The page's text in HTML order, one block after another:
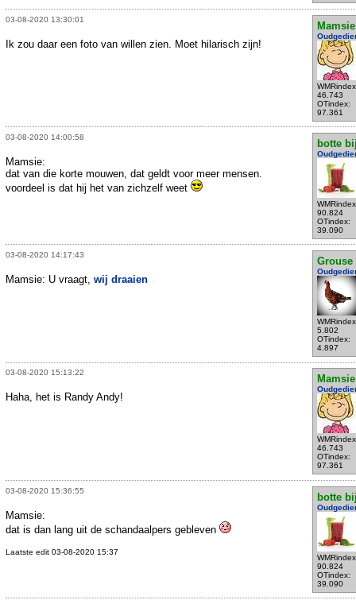
03-08-2020 13:30:01
Mamsie
46.743
OTindex:
97.361
Ik zou daar een foto van willen zien. Moet hilarisch zijn!
03-08-2020 14:00:58
botte
90.824
OTindex:
39.090
Mamsie:
dat van die korte mouwen, dat geldt voor meer mensen.
voordeel is dat hij het van zichzelf weet
03-08-2020 14:17:43
Grouse
5.802
OTindex:
4.897
Mamsie: U vraagt, wij draaien
03-08-2020 15:13:22
Mamsie
46.743
OTindex:
97.361
Haha, het is Randy Andy!
03-08-2020 15:36:55
botte
90.824
OTindex:
39.090
Mamsie:
dat is dan lang uit de schandaalpers gebleven
Laatste edit 03-08-2020 15:37